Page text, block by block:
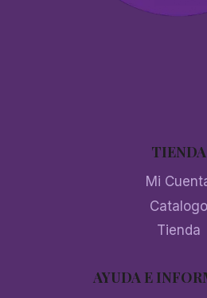
TIENDA
Mi
Catalogo
Tienda
AYUDA E